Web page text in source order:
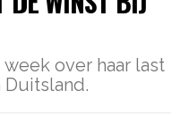
over haar last